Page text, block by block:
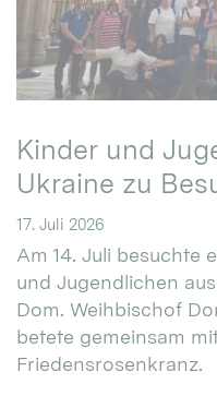
Kinder und
Ukraine zu
17. Juli 2026
Am 14. Juli besuchte
und Jugendlichen
Dom. Weihbischof
betete gemeinsam
Friedensrosenkranz.